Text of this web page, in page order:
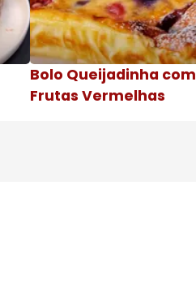
Bolo Queijadinha com
Frutas Vermelhas